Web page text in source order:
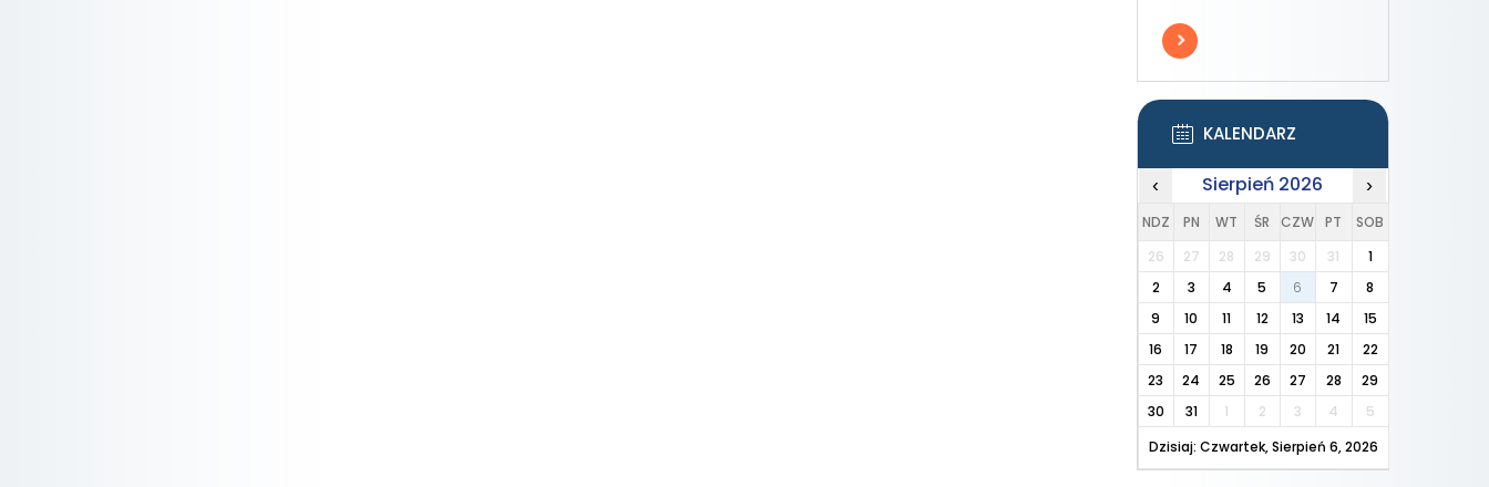
KALENDARZ
‹ Sierpień 2026 ›
NDZ PN WT ŚR CZW PT
SOB
26
27 28 29 30 31
1
2
3 4 5 6 7
8
9
10 11 12 13 14
15
16
17 18 19 20 21
22
23
24 25 26 27 28
29
30
31 1 2 3 4
5
Dzisiaj: Czwartek, Sierpień 6, 2026